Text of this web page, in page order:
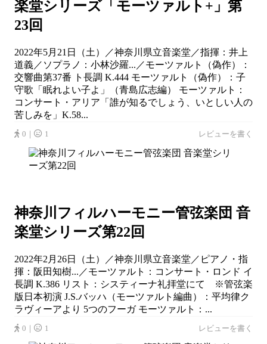
楽堂シリーズ「モーツァルト+」第
23回
2022年5月21日（土）／神奈川県立音楽堂／指揮：井上
道義／ソプラノ：小林沙羅...／モーツァルト（偽作）：
交響曲第37番 ト長調 K.444 モーツァルト（偽作）：子
守歌「眠れよい子よ」（青島広志編） モーツァルト：
コンサート・アリア「誰が知るでしょう、いとしい人の
苦しみを」K.58...
0｜ 1 レビューを書く
神奈川フィルハーモニー管弦楽団 音
楽堂シリーズ第22回
2022年2月26日（土）／神奈川県立音楽堂／ピアノ・指
揮：阪田知樹...／モーツァルト：コンサート・ロンド イ
長調 K.386 リスト：システィーナ礼拝堂にて ※管弦楽
版日本初演 J.S.バッハ（モーツァルト編曲）：平均律ク
ラヴィーアより 5つのフーガ モーツァルト：...
0｜ 1 レビューを書く